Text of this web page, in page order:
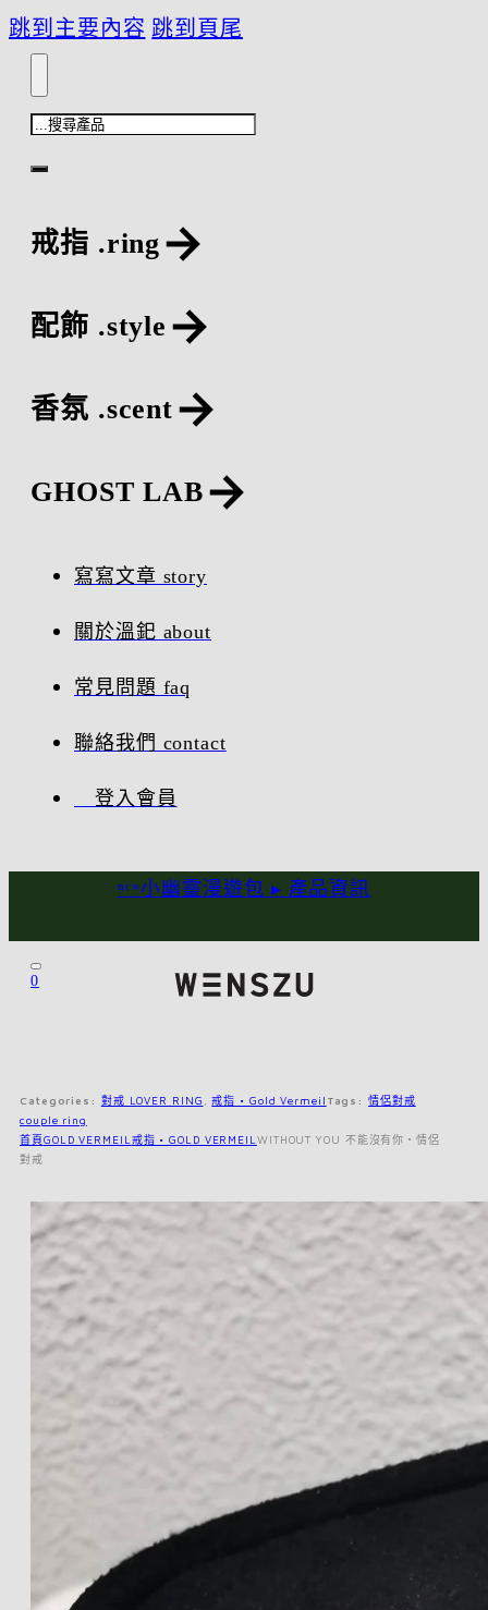
跳到主要內容 跳到頁尾
搜
尋
戒指 .ring
配飾 .style
香氛 .scent
GHOST LAB
寫寫文章 story
關於溫釲 about
常見問題 faq
聯絡我們 contact
登入會員
ⁿᵉʷ小幽靈漫遊包 ▸ 產品資訊
0
Categories: 對戒 LOVER RING ,戒指 • Gold Vermeil Tags:情侶對戒
couple ring
首頁GOLD VERMEIL 戒指 • GOLD VERMEIL WITHOUT YOU 不能沒有你・情侶
對戒